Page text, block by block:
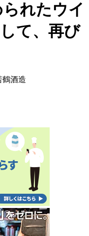
れたウイ
て、再び
鶴酒造